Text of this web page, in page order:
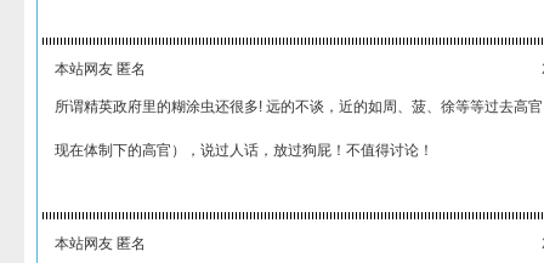
本站网友 匿名
所谓精英政府里的糊涂虫还很多! 远的不谈，近的如周、菠、徐等等过去高
现在体制下的高官），说过人话，放过狗屁！不值得讨论！
本站网友 匿名